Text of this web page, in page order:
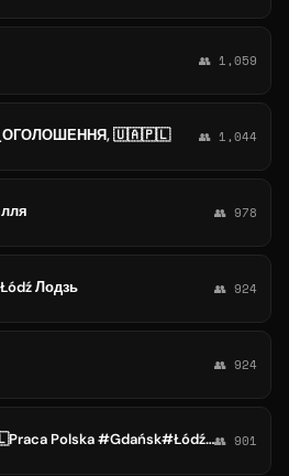
👥 1,059
🇺🇦🇵🇱 👥 1,044
👥 978
Лодзь 👥 924
👥 924
Робота Польща🇵🇱Praca Polska #Gdańsk#Łódź#Poznań#Pruszcz#Tczew#Słupsk#Szczecin👥 901